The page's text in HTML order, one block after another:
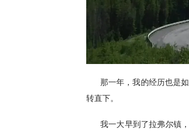
那一年，我的经历也是
转直下。
我一大早到了拉弗尔镇